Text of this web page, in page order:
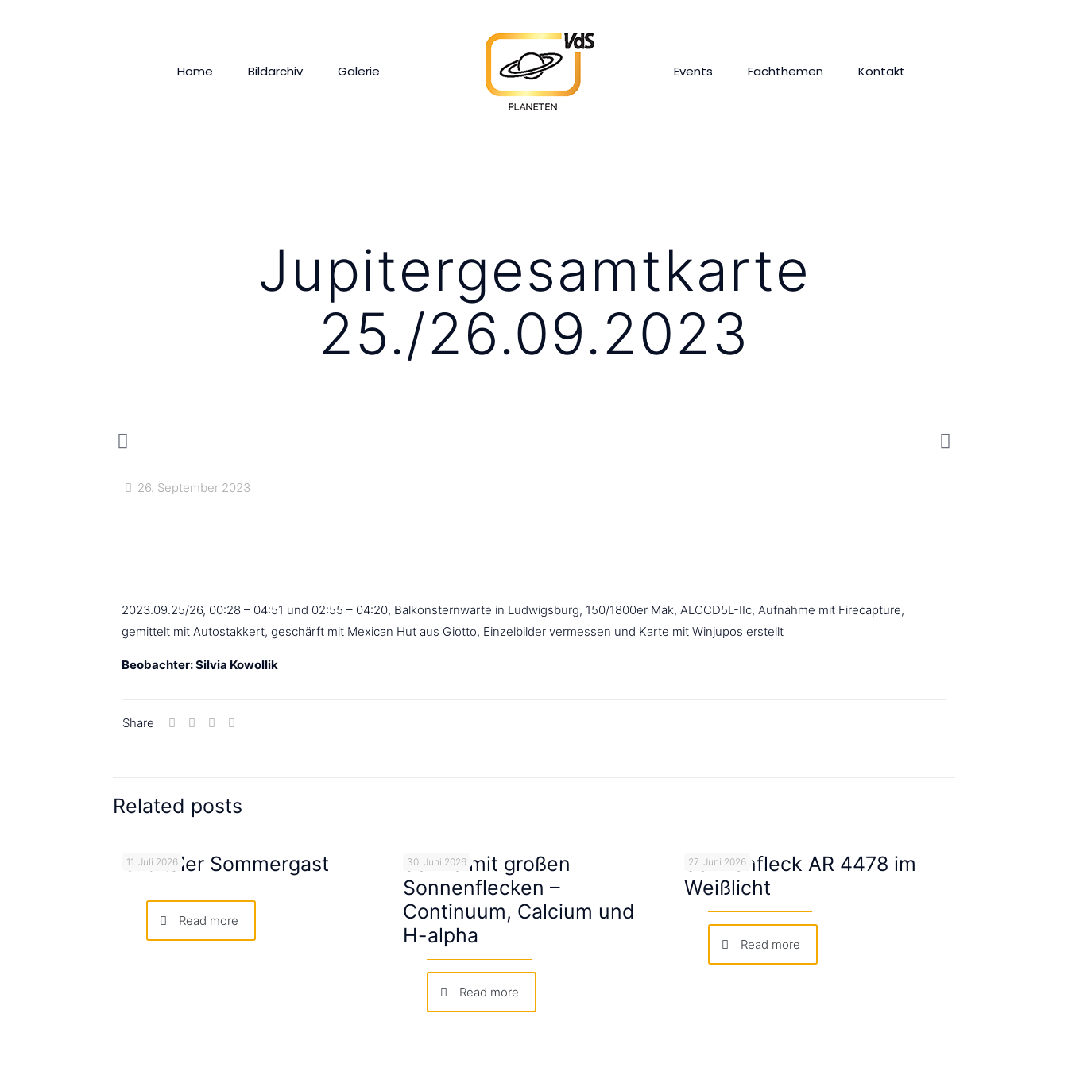
Home Bildarchiv Galerie Events Fachthemen Kontakt
Jupitergesamtkarte
25./26.09.2023
26. September 2023
2023.09.25/26, 00:28 – 04:51 und 02:55 – 04:20, Balkonsternwarte in Ludwigsburg, 150/1800er Mak, ALCCD5L-IIc, Aufnahme mit Firecapture,
gemittelt mit Autostakkert, geschärft mit Mexican Hut aus Giotto, Einzelbilder vermessen und Karte mit Winjupos erstellt
Beobachter: Silvia Kowollik
Share
Related posts
11. Juli 2026
Orbitaler Sommergast
Read more
30. Juni 2026
Sonne mit großen
Sonnenflecken –
Continuum, Calcium und
H-alpha
Read more
27. Juni 2026
Sonnenfleck AR 4478 im
Weißlicht
Read more